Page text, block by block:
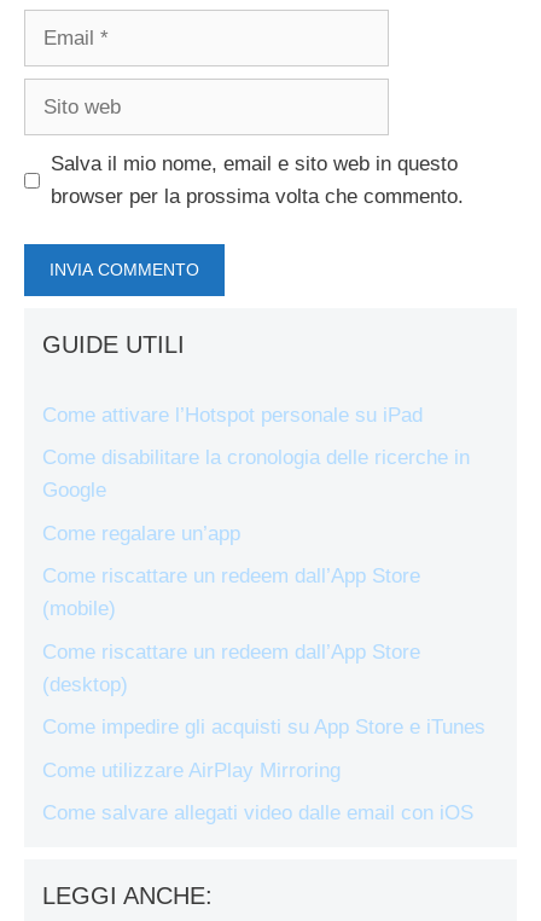
Email
Sito
Salva il mio nome, email e sito web in questo
browser per la prossima volta che commento.
GUIDE UTILI
Come attivare l’Hotspot personale su iPad
Come disabilitare la cronologia delle ricerche in
Google
Come regalare un’app
Come riscattare un redeem dall’App Store
(mobile)
Come riscattare un redeem dall’App Store
(desktop)
Come impedire gli acquisti su App Store e iTunes
Come utilizzare AirPlay Mirroring
Come salvare allegati video dalle email con iOS
LEGGI ANCHE: